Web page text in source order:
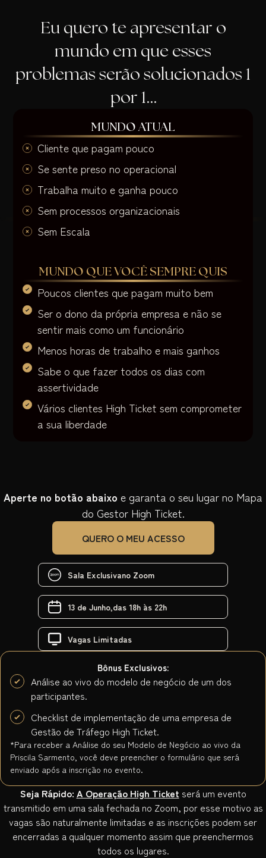
Eu quero te apresentar o
mundo em que esses
problemas serão solucionados 1
por 1…
MUNDO ATUAL
Cliente que pagam pouco
Se sente preso no operacional
Trabalha muito e ganha pouco
Sem processos organizacionais
Sem Escala
MUNDO QUE VOCÊ SEMPRE QUIS
Poucos clientes que pagam muito bem
Ser o dono da própria empresa e não se
sentir mais como um funcionário
Menos horas de trabalho e mais ganhos
Sabe o que fazer todos os dias com
assertividade
Vários clientes High Ticket sem comprometer
a sua liberdade
Aperte no botão abaixo e garanta o seu lugar no Mapa
do Gestor High Ticket.
QUERO O MEU ACESSO
Sala Exclusivano Zoom
13 de Junho,das 18h às 22h
Vagas Limitadas
Bônus Exclusivos:
Análise ao vivo do modelo de negócio de um dos
participantes.
Checklist de implementação de uma empresa de
Gestão de Tráfego High Ticket.
*Para receber a Análise do seu Modelo de Negócio ao vivo da
Priscila Sarmento, você deve preencher o formulário que será
enviado após a inscrição no evento.
Seja Rápido: A Operação High Ticket será um evento
transmitido em uma sala fechada no Zoom, por esse motivo as
vagas são naturalmente limitadas e as inscrições podem ser
encerradas a qualquer momento assim que preenchermos
todos os lugares.